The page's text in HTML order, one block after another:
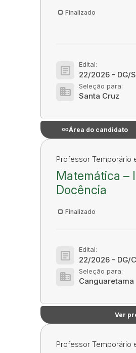
Finalizado
article Edital:
22/2026 - DG/
domain Seleção para:
Santa Cruz
linkÁrea do candidato
Professor Temporário
Matemática –
Docência
Finalizado
article Edital:
22/2026 - DG/
domain Seleção para:
Canguaretama
Ver
Professor Temporário